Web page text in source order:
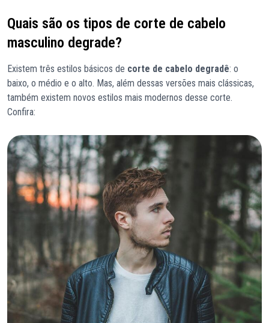
Quais são os tipos de corte de cabelo
masculino degrade?
Existem três estilos básicos de corte de cabelo degradê: o
baixo, o médio e o alto. Mas, além dessas versões mais clássicas,
também existem novos estilos mais modernos desse corte.
Confira: